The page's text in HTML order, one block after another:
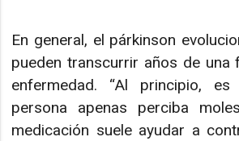
En general, el párkinson
pueden transcurrir años de una
enfermedad. “Al principio,
persona apenas perciba
medicación suele ayudar a